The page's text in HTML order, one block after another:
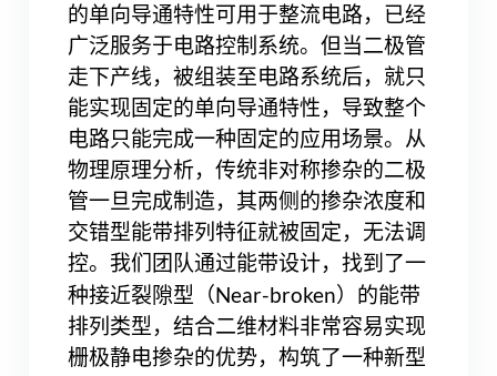
的单向导通特性可用于整流电路，已经
广泛服务于电路控制系统。但当二极管
走下产线，被组装至电路系统后，就只
能实现固定的单向导通特性，导致整个
电路只能完成一种固定的应用场景。从
物理原理分析，传统非对称掺杂的二极
管一旦完成制造，其两侧的掺杂浓度和
交错型能带排列特征就被固定，无法调
控。我们团队通过能带设计，找到了一
种接近裂隙型（Near-broken）的能带
排列类型，结合二维材料非常容易实现
栅极静电掺杂的优势，构筑了一种新型